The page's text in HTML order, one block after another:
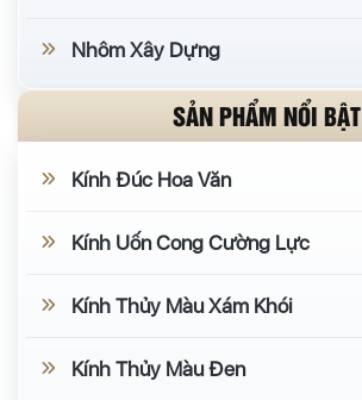
Nhôm Xây Dựng
SẢN PHẨM NỔI BẬT
Kính Đúc Hoa Văn
Kính Uốn Cong Cường Lực
Kính Thủy Màu Xám Khói
Kính Thủy Màu Đen